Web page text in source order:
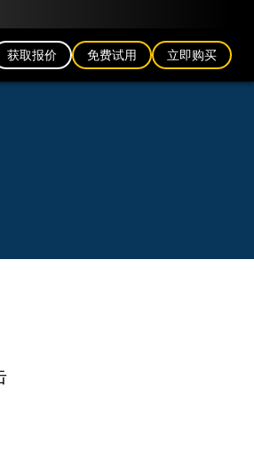
获取报价 免费试用 立即购买